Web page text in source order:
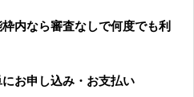
内なら審査なしで何度でも利
お申し込み・お支払い